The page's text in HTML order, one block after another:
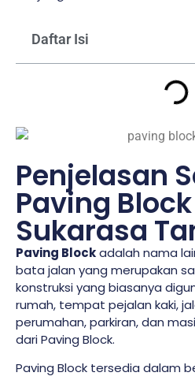
Daftar Isi
Penjelasan
Paving
Sukarasa
Paving Blockadalah nama
bata jalan yang merupakan
konstruksi yang biasanya
rumah, tempat pejalan kaki,
perumahan, parkiran, dan
dari Paving Block.
Paving Block tersedia dalam